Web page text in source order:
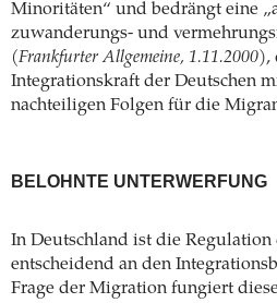
Minoritäten“ und bedrängt eine
zuwanderungs- und
(Frankfurter Allgemeine, 1.11.2000),
Integrationskraft der Deutschen
nachteiligen Folgen für die
BELOHNTE UNTERWERFUNG
In Deutschland ist die Regulation
entscheidend an den
Frage der Migration fungiert